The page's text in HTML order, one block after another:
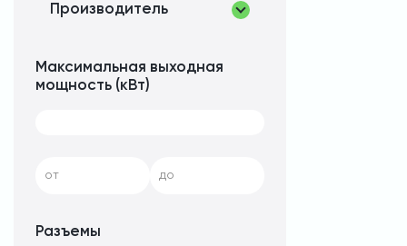
Производитель
Максимальная выходная
мощность (кВт)
от до
Разъемы